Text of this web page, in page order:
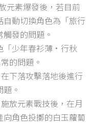
元素爆發後，若目前
動切換角色為「旅行
發的問題。
「少年春衫薄·行秋
的問題。
下落攻擊落地後進行
。
放元素戰技後，在月
角色投擲的白玉蘿蔔